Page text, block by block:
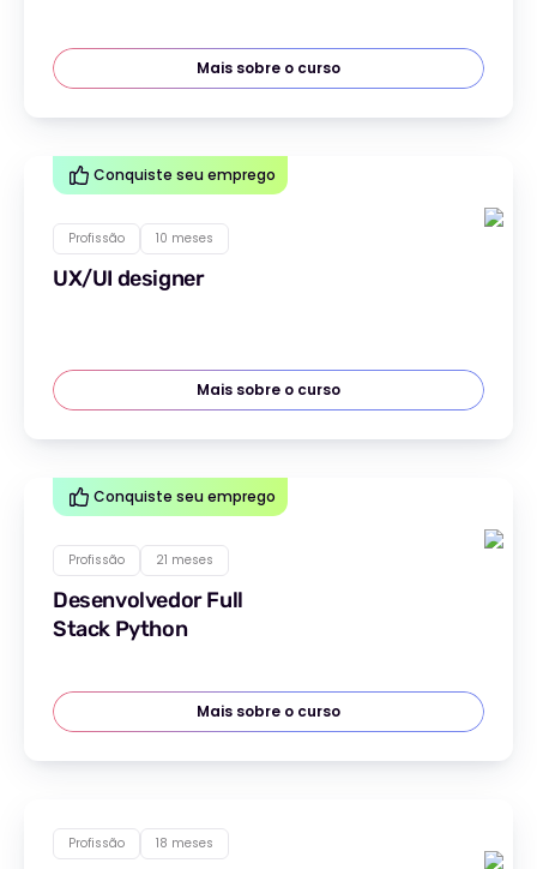
Mais sobre o curso
Conquiste seu emprego
Profissão 10 meses
UX/UI designer
Mais sobre o curso
Conquiste seu emprego
Profissão 21 meses
Desenvolvedor Full
Stack Python
Mais sobre o curso
Profissão 18 meses